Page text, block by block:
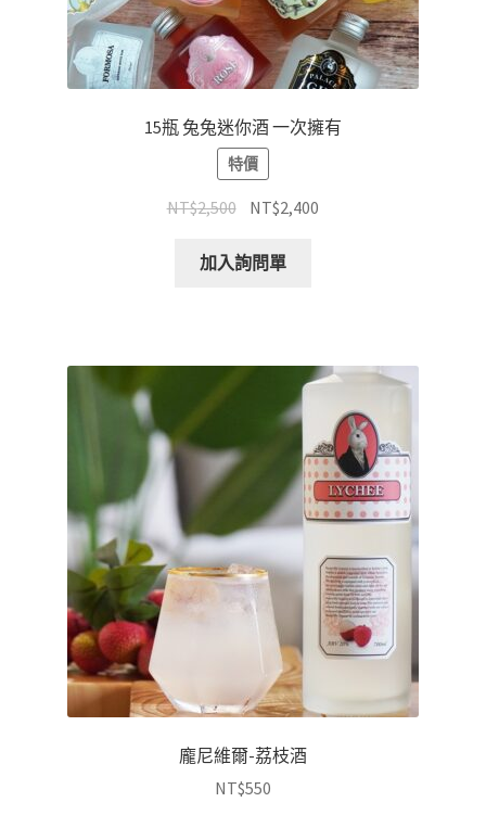
15瓶 兔兔迷你酒 一次擁有
特價
NT$2,500 NT$2,400
加入詢問單
龐尼維爾-荔枝酒
NT$550